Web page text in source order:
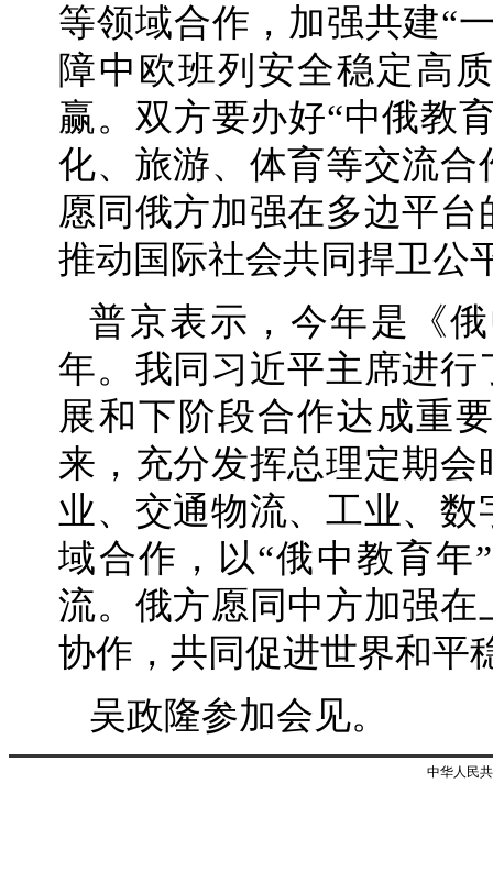
等领域合作，加强共建“
障中欧班列安全稳定高
赢。双方要办好“中俄教
化、旅游、体育等交流
愿同俄方加强在多边平
推动国际社会共同捍卫公
普京表示，今年是《
年。我同习近平主席进
展和下阶段合作达成重
来，充分发挥总理定期
业、交通物流、工业、
域合作，以“俄中教育年
流。俄方愿同中方加强
协作，共同促进世界和平
吴政隆参加会见。
中华人民